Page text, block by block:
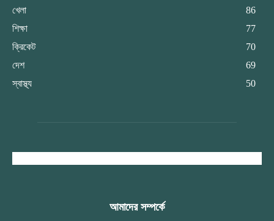
খেলা
86
শিক্ষা
77
ক্রিকেট
70
দেশ
69
স্বাস্থ্য
50
আমাদের সম্পর্কে